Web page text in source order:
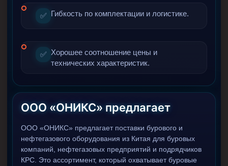
Муфта ОТТМ 178
Муфта ОТТМ 114
Муфта ОТТГ 168
Муфта ОТТГ 114
Буровое оборудование
Фонтанная и запорная арматура
✅ Гибкость по комплектации и логистике.
✅ Хорошее соотношение цены и
технических характеристик.
ООО «ОНИКС» предлагает
ООО «ОНИКС» предлагает поставки бурового и
нефтегазового оборудования из Китая для буровых
компаний, нефтегазовых предприятий и подрядчиков
КРС. Это ассортимент, который охватывает буровые